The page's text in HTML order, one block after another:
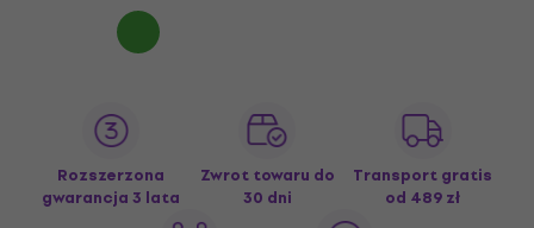
Rozszerzona
gwarancja 3 lata
Zwrot towaru do
30 dni
Transport gratis
od 489 zł